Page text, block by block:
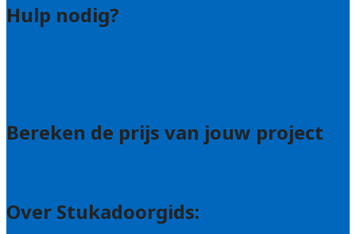
Hulp nodig?
Bereken de prijs van jouw project
Over Stukadoorgids: